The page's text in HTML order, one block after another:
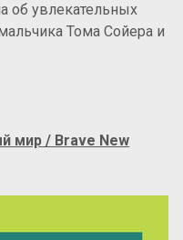
об увлекательных
Тома Сойера и
мир / Brave New